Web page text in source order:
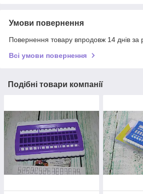
Умови повернення
Повернення товару впродовж 14 днів за
Всі умови повернення
Подібні товари компанії